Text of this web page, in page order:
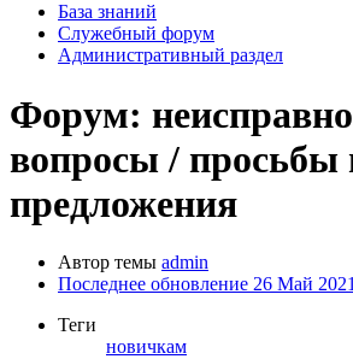
База знаний
Служебный форум
Административный раздел
Форум:
вопросы / просьбы
предложения
Автор темы admin
Последнее обновление 26 Май
Теги
новичкам